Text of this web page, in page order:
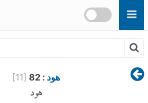
[11] هود : 82هود